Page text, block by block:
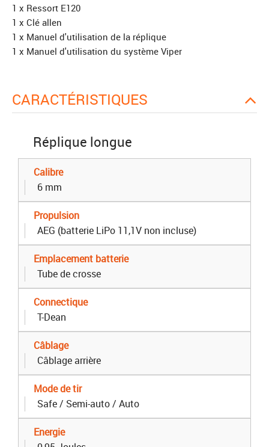
1 x Ressort E120
1 x Clé allen
1 x Manuel d'utilisation de la réplique
1 x Manuel d'utilisation du système Viper
CARACTÉRISTIQUES
Réplique longue
Calibre
6 mm
Propulsion
AEG (batterie LiPo 11,1V non incluse)
Emplacement batterie
Tube de crosse
Connectique
T-Dean
Câblage
Câblage arrière
Mode de tir
Safe / Semi-auto / Auto
Energie